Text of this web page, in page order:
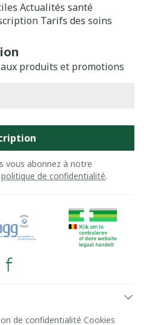
Actualités santé
Tarifs des soins
produits et promotions
vous abonnez à notre
politique de confidentialité.
de confidentialité Cookies